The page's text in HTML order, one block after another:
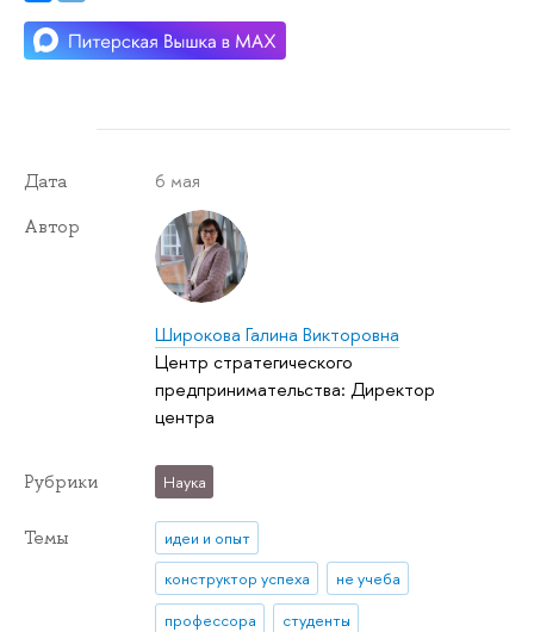
Дата 6 мая
Автор
Широкова Галина Викторовна
Центр стратегического
предпринимательства: Директор
центра
Рубрики Наука
Темы
идеи и опыт
конструктор успеха
не учеба
профессора
студенты